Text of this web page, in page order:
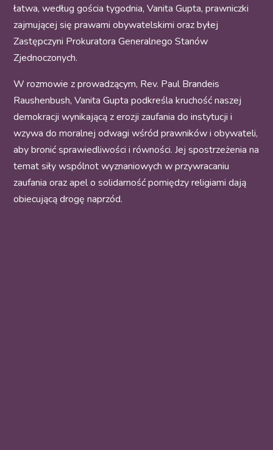
łatwa, według gościa tygodnia, Vanita Gupta, prawniczki
zajmującej się prawami obywatelskimi oraz byłej
Zastępczyni Prokuratora Generalnego Stanów
Zjednoczonych.
W rozmowie z prowadzącym, Rev. Paul Brandeis
Raushenbush, Vanita Gupta podkreśla kruchość naszej
demokracji wynikającą z erozji zaufania do instytucji i
wzywa do moralnej odwagi wśród prawników i obywateli,
aby bronić sprawiedliwości i równości. Jej spostrzeżenia na
temat siły wspólnot wyznaniowych w przywracaniu
zaufania oraz apel o solidarność pomiędzy religiami dają
obiecującą drogę naprzód.